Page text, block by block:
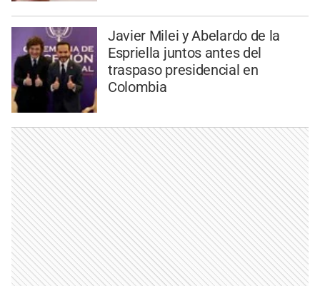
Javier Milei y Abelardo de la
Espriella juntos antes del
traspaso presidencial en
Colombia